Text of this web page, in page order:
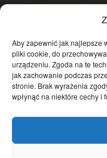
Aby zapewnić jak najlepsze
pliki cookie, do
urządzeniu. Zgoda na te
jak zachowanie podczas
stronie. Brak wyrażenia
wpłynąć na niektóre cechy i
Temat dnia
Publicystyka
Polityka
Polska
Społeczeństwo